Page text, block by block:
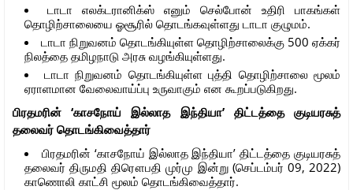
டாடா எலக்டரானிக்ஸ் எனும் செல்போன் உதிரி பாகங்கள்
தொழிற்சாலையை ஓசூரில் தொடங்கவுள்ளது டாடா குழுமம்.
டாடா நிறுவனம் தொடங்கியுள்ள தொழிற்சாலைக்கு 500 ஏக்கர்
நிலத்தை தமிழநாடு அரசு வழங்கியுள்ளது.
டாடா நிறுவனம் தொடங்கியுள்ள புத்தி தொழிற்சாலை மூலம்
ஏராளமான வேலைவாய்ப்பு உருவாகும் என கூறப்படுகிறது.
பிரதமரின் ‘காசநோய் இல்லாத இந்தியா’ திட்டத்தை குடியரசுத்
தலைவர் தொடங்கிவைத்தார்
பிரதமரின் ‘காசநோய் இல்லாத இந்தியா’ திட்டத்தை குடியரசுத்
தலைவர் திருமதி திரௌபதி முர்மு இன்று (செப்டம்பர் 09, 2022)
காணொலி காட்சி மூலம் தொடங்கிவைத்தார்.